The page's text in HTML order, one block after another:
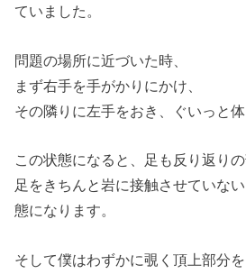
ていました。
問題の場所に近づいた時、
まず右手を手がかりにかけ、
その隣りに左手をおき、ぐいっと
この状態になると、足も反り返りの
足をきちんと岩に接触させていな
態になります。
そして僕はわずかに覗く頂上部分